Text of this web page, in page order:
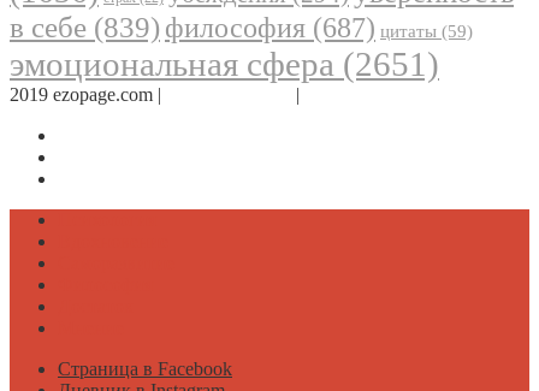
в себе (839) философия (687) цитаты (59)
эмоциональная сфера (2651)
2019 ezopage.com | |
Страница в Facebook